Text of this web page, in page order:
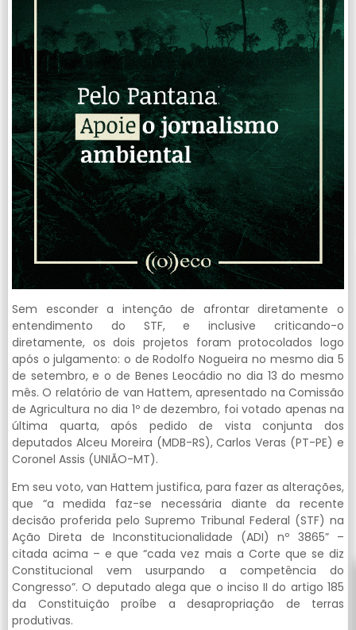
Sem esconder a intenção de afrontar diretamente o
entendimento do STF, e inclusive criticando-o
diretamente, os dois projetos foram protocolados logo
após o julgamento: o de Rodolfo Nogueira no mesmo dia 5
de setembro, e o de Benes Leocádio no dia 13 do mesmo
mês. O relatório de van Hattem, apresentado na Comissão
de Agricultura no dia 1º de dezembro, foi votado apenas na
última quarta, após pedido de vista conjunta dos
deputados Alceu Moreira (MDB-RS), Carlos Veras (PT-PE) e
Coronel Assis (UNIÃO-MT).
Em seu voto, van Hattem justifica, para fazer as alterações,
que “a medida faz-se necessária diante da recente
decisão proferida pelo Supremo Tribunal Federal (STF) na
Ação Direta de Inconstitucionalidade (ADI) nº 3865” –
citada acima – e que “cada vez mais a Corte que se diz
Constitucional vem usurpando a competência do
Congresso”. O deputado alega que o inciso II do artigo 185
da Constituição proíbe a desapropriação de terras
produtivas.